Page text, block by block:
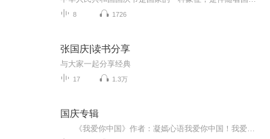
8 1726
张国庆|读书分享
与大家一起分享经典
17 1.3万
国庆专辑